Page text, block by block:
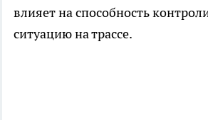
влияет на способность
ситуацию на трассе.